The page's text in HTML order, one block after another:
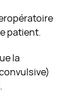
patient.
la
.